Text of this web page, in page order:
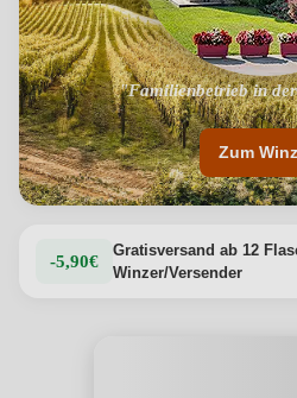
"Familienbetrieb in
"Nachhaltigkeit in allen
Zum
-5,90€
Gratisversand ab 12
Winzer/Versender